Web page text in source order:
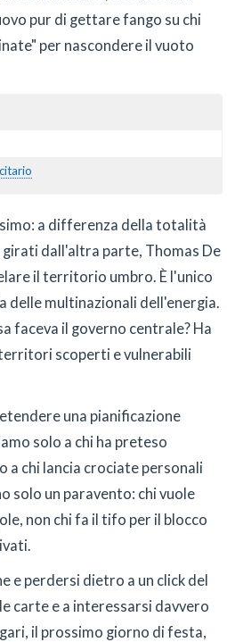
pur di gettare fango su chi
per nascondere il vuoto
a differenza della totalità
dall'altra parte, Thomas De
il territorio umbro. È l'unico
delle multinazionali dell'energia.
faceva il governo centrale? Ha
scoperti e vulnerabili
una pianificazione
solo a chi ha preteso
a chi lancia crociate personali
solo un paravento: chi vuole
non chi fa il tifo per il blocco
e perdersi dietro a un click del
carte e a interessarsi davvero
il prossimo giorno di festa,